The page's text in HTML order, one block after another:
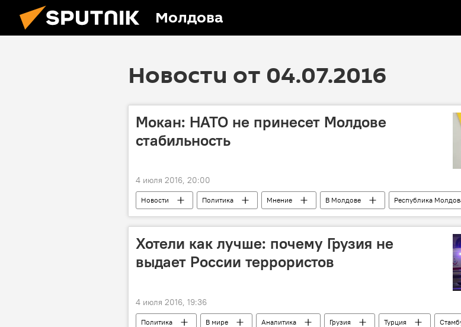
Молдова
Новости от 04.07.2016
Мокан: НАТО не принесет Молдове
стабильность
4 июля 2016, 20:00
Новости Политика Мнение В Молдове
Республика
Михаил Мокан
НАТО обороноспособность
Хотели как лучше: почему Грузия не
выдает России террористов
4 июля 2016, 19:36
Политика В мире Аналитика Грузия Турция